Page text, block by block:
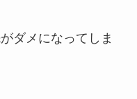
ダメになってしま